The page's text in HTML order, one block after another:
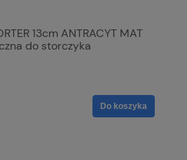
13cm ANTRACYT MAT
do storczyka
Do koszyka